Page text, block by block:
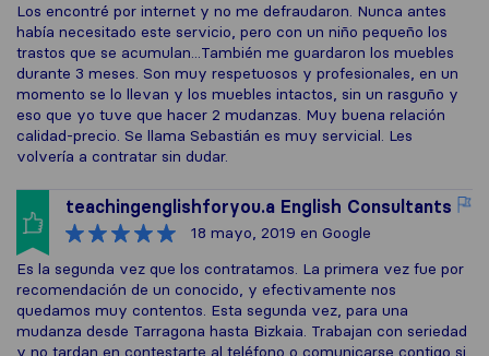
Los encontré por internet y no me defraudaron. Nunca antes
había necesitado este servicio, pero con un niño pequeño los
trastos que se acumulan...También me guardaron los muebles
durante 3 meses. Son muy respetuosos y profesionales, en un
momento se lo llevan y los muebles intactos, sin un rasguño y
eso que yo tuve que hacer 2 mudanzas. Muy buena relación
calidad-precio. Se llama Sebastián es muy servicial. Les
volvería a contratar sin dudar.
teachingenglishforyou.a English Consultants
18 mayo, 2019 en Google
Es la segunda vez que los contratamos. La primera vez fue por
recomendación de un conocido, y efectivamente nos
quedamos muy contentos. Esta segunda vez, para una
mudanza desde Tarragona hasta Bizkaia. Trabajan con seriedad
y no tardan en contestarte al teléfono o comunicarse contigo si